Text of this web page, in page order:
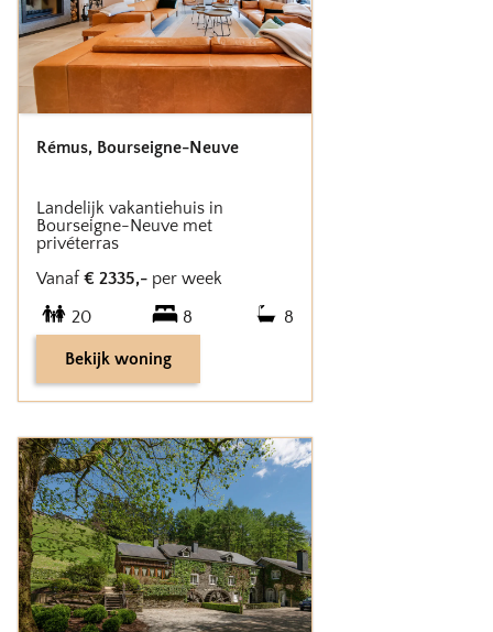
Rémus, Bourseigne-Neuve
Landelijk vakantiehuis in
Bourseigne-Neuve met
privéterras
Vanaf € 2335,- per week
20
8 8
Bekijk woning